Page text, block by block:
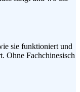
sie funktioniert und
Ohne Fachchinesisch